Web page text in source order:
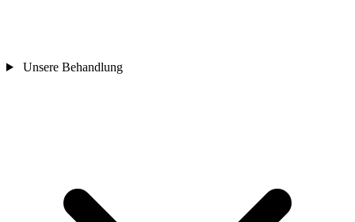
Unsere Behandlung